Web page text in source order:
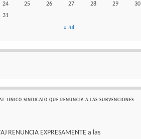
24
25 26 27 28 29
30
31
« Jul
UNICO SINDICATO QUE RENUNCIA A LAS SUBVENCIONES
RENUNCIA EXPRESAMENTE a las